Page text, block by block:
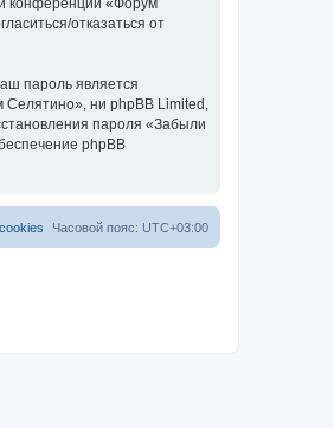
отказаться от
пароль является
Селятино», ни phpBB Limited,
пароля «Забыли
phpBB
Часовой пояс: UTC+03:00